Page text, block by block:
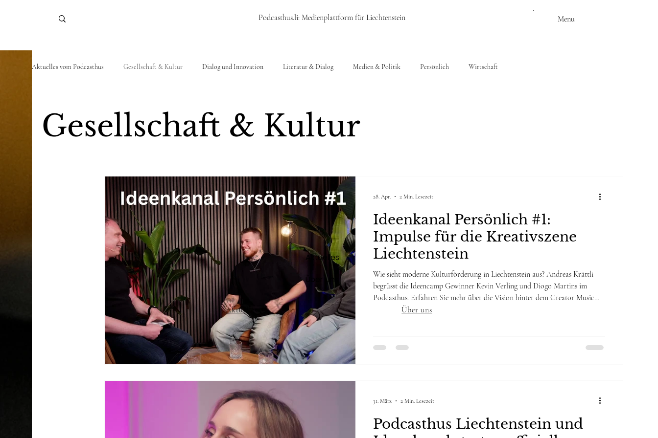
Podcasthus.li: Medienplattform für Liechtenstein Menu
Aktuelles vom Podcasthus Gesellschaft & Kultur Dialog und Innovation Literatur & Dialog Medien & Politik Persönlich Wirtschaft
Gesellschaft & Kultur
Ideenkanal Persönlich #1:
Impulse für die Kreativszene
Liechtenstein
Wie sieht moderne Kulturförderung in Liechtenstein aus? Andreas Krättli
begrüsst die Ideencamp Gewinner Kevin Verling und Diogo Martins im
Podcasthus. Erfahren Sie mehr über die Vision hinter dem Creator Music
Camp und wie die beiden Akteure die regionale Kreativszene durch
28. Apr. 2 Min. Lesezeit
Podcasthus Liechtenstein und
31. März 2 Min. Lesezeit
Aktuelles Über uns
Aktuelles
Über uns